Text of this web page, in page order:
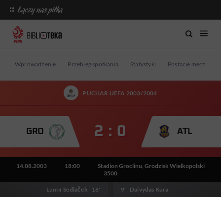
Wprowadzenie Przebieg spotkania Statystyki Postacie meczu
PUCHAR UEFA 2003/2004
GRO 2 : 0 ATL
14.08.2003 18:00
Stadion Groclinu, Grodzisk Wielkopolski
3500
Lumír Sedláček 16' Daivydas Kura
9'